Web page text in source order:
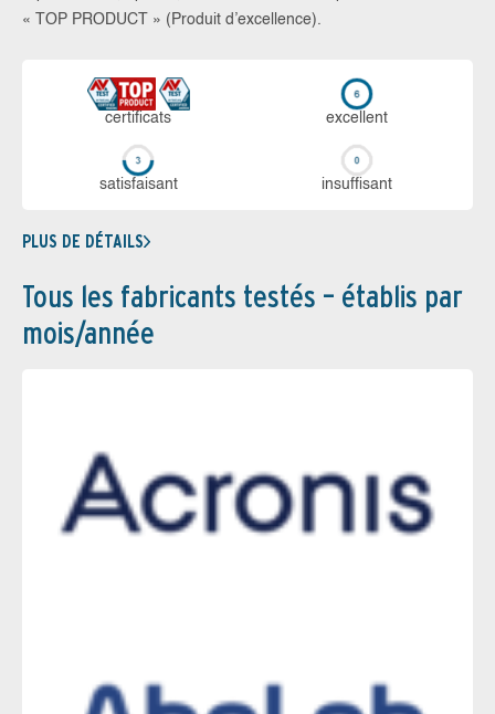
« TOP PRODUCT » (Produit d’excellence).
certi­ficats ex­cellent
sa­tis­fai­sant in­suf­fi­sant
PLUS DE DÉTAILS
Tous les fabricants testés – établis par
mois/année